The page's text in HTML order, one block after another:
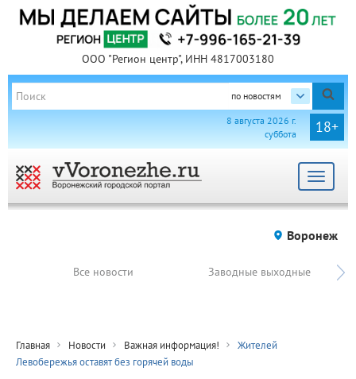
ООО "Регион центр", ИНН 4817003180
по новостям
18+
8 августа 2026 г.
суббота
Toggle
Воронеж
Все новости Заводные выходные
Главная Новости Важная информация!
Жителей
Левобережья оставят без горячей воды